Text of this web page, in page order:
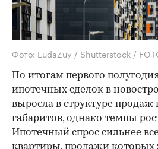
Фото: LudaZuy / Shutterstock /
По итогам первого
ипотечных сделок в
выросла в структуре
габаритов, однако темпы
Ипотечный спрос сильнее
квартиры, продажи которых